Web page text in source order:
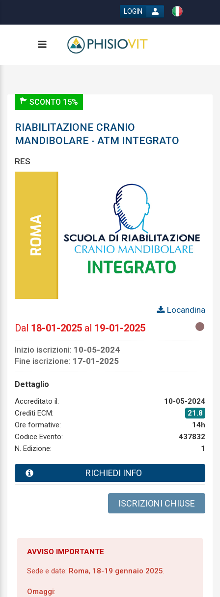
LOGIN
SCONTO 15%
RIABILITAZIONE CRANIO
MANDIBOLARE - ATM INTEGRATO
RES
Locandina
Dal 18-01-2025 al 19-01-2025
Inizio iscrizioni: 10-05-2024
Fine iscrizione: 17-01-2025
Dettaglio
Accreditato il:
10-05-2024
Crediti ECM:
21.8
Ore formative:
14h
Codice Evento:
437832
N. Edizione:
1
RICHIEDI INFO
ISCRIZIONI CHIUSE
AVVISO IMPORTANTE
Sede e date: Roma, 18-19 gennaio 2025.
Omaggi: